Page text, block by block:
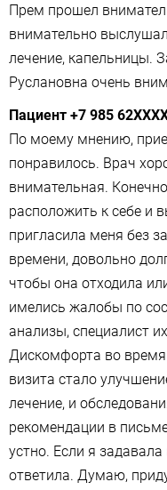
Прем прошел
внимательно
лечение, капельницы.
Руслановна очень
Пациент +7 985
По моему мнению,
понравилось. Врач
внимательная.
расположить к себе и
пригласила меня без
времени, довольно
чтобы она отходила
имелись жалобы по
анализы​, специалист
Дискомфорта во
визита стало
лечение, и
рекомендации в
устно. Если я
ответила. Думаю,